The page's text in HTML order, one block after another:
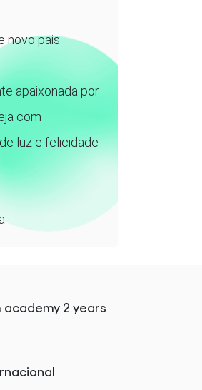
novo pais.
apaixonada por
com
luz e felicidade
2 years